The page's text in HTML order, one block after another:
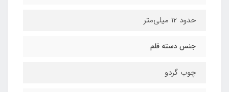
حدود 12 میلی‌متر
جنس دسته قلم
چوب گردو